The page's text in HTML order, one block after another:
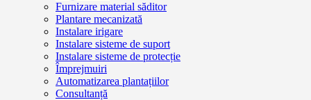
Furnizare material săditor
Plantare mecanizată
Instalare irigare
Instalare sisteme de suport
Instalare sisteme de protecție
Împrejmuiri
Automatizarea plantațiilor
Consultanță